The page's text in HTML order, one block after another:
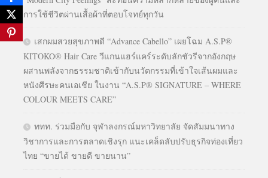
การใช้ชีวิตผ่านเสื้อผ้าที่ตอบโจทย์ทุกวัน
เสกผมสวยสุขภาพดี “Advance Cabello” เผยโฉม A.S.P®
KITOKO® Hair Care วีแกนแฮร์แคร์ระดับลักชัวรีจากอังกฤษ
ผสานพลังจากธรรมชาติเข้ากับนวัตกรรมที่เข้าใจเส้นผมและ
หนังศีรษะคนเอเชีย ในงาน “A.S.P® SIGNATURE – WHERE
COLOUR MEETS CARE”
ททท. ร่วมมือกับ จุฬาลงกรณ์มหาวิทยาลัย จัดสัมมนาทาง
วิชาการและการตลาดเชิงรุก แนะเคล็ดลับปรับธุรกิจท่องเที่ยว
ไทย “ขายได้ ขายดี ขายนาน”